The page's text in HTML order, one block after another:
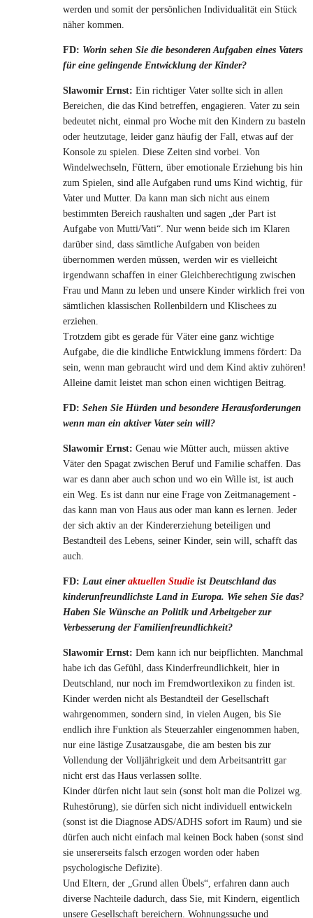
werden und somit der persönlichen Individualität ein Stück
näher kommen.
FD: Worin sehen Sie die besonderen Aufgaben eines Vaters
für eine gelingende Entwicklung der Kinder?
Slawomir Ernst: Ein richtiger Vater sollte sich in allen
Bereichen, die das Kind betreffen, engagieren. Vater zu sein
bedeutet nicht, einmal pro Woche mit den Kindern zu basteln
oder heutzutage, leider ganz häufig der Fall, etwas auf der
Konsole zu spielen. Diese Zeiten sind vorbei. Von
Windelwechseln, Füttern, über emotionale Erziehung bis hin
zum Spielen, sind alle Aufgaben rund ums Kind wichtig, für
Vater und Mutter. Da kann man sich nicht aus einem
bestimmten Bereich raushalten und sagen „der Part ist
Aufgabe von Mutti/Vati“. Nur wenn beide sich im Klaren
darüber sind, dass sämtliche Aufgaben von beiden
übernommen werden müssen, werden wir es vielleicht
irgendwann schaffen in einer Gleichberechtigung zwischen
Frau und Mann zu leben und unsere Kinder wirklich frei von
sämtlichen klassischen Rollenbildern und Klischees zu
erziehen.
Trotzdem gibt es gerade für Väter eine ganz wichtige
Aufgabe, die die kindliche Entwicklung immens fördert: Da
sein, wenn man gebraucht wird und dem Kind aktiv zuhören!
Alleine damit leistet man schon einen wichtigen Beitrag.
FD: Sehen Sie Hürden und besondere Herausforderungen
wenn man ein aktiver Vater sein will?
Slawomir Ernst: Genau wie Mütter auch, müssen aktive
Väter den Spagat zwischen Beruf und Familie schaffen. Das
war es dann aber auch schon und wo ein Wille ist, ist auch
ein Weg. Es ist dann nur eine Frage von Zeitmanagement -
das kann man von Haus aus oder man kann es lernen. Jeder
der sich aktiv an der Kindererziehung beteiligen und
Bestandteil des Lebens, seiner Kinder, sein will, schafft das
auch.
FD: Laut einer aktuellen Studie ist Deutschland das
kinderunfreundlichste Land in Europa. Wie sehen Sie das?
Haben Sie Wünsche an Politik und Arbeitgeber zur
Verbesserung der Familienfreundlichkeit?
Slawomir Ernst: Dem kann ich nur beipflichten. Manchmal
habe ich das Gefühl, dass Kinderfreundlichkeit, hier in
Deutschland, nur noch im Fremdwortlexikon zu finden ist.
Kinder werden nicht als Bestandteil der Gesellschaft
wahrgenommen, sondern sind, in vielen Augen, bis Sie
endlich ihre Funktion als Steuerzahler eingenommen haben,
nur eine lästige Zusatzausgabe, die am besten bis zur
Vollendung der Volljährigkeit und dem Arbeitsantritt gar
nicht erst das Haus verlassen sollte.
Kinder dürfen nicht laut sein (sonst holt man die Polizei wg.
Ruhestörung), sie dürfen sich nicht individuell entwickeln
(sonst ist die Diagnose ADS/ADHS sofort im Raum) und sie
dürfen auch nicht einfach mal keinen Bock haben (sonst sind
sie unsererseits falsch erzogen worden oder haben
psychologische Defizite).
Und Eltern, der „Grund allen Übels“, erfahren dann auch
diverse Nachteile dadurch, dass Sie, mit Kindern, eigentlich
unsere Gesellschaft bereichern. Wohnungssuche und